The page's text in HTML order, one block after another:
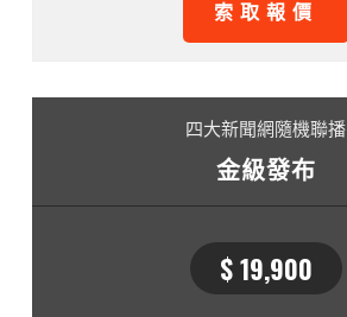
索取報價
四大新聞網隨機聯播
金級發布
$ 19,900